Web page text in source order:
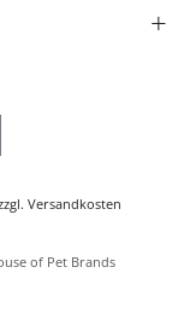
+
Versandkosten
of Pet Brands